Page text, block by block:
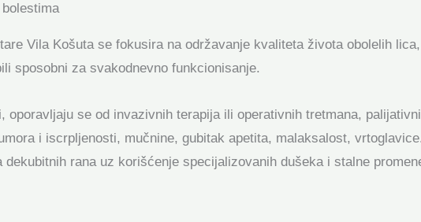
Vila Košuta se fokusira na održavanje kvaliteta života obolelih
sposobni za svakodnevno funkcionisanje.
se od invazivnih terapija ili operativnih tretmana,
i iscrpljenosti, mučnine, gubitak apetita, malaksalost,
rana uz korišćenje specijalizovanih dušeka i stalne